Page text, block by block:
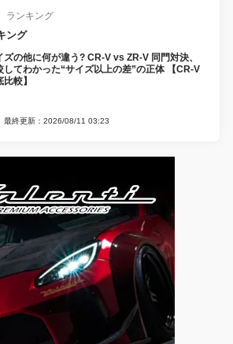
ランキング
ング
ズの他に何が違う? CR-V vs ZR-V 同門対決、
してわかった“サイズ以上の差”の正体 【CR-V
較】
最終更新：2026/08/11 03:23